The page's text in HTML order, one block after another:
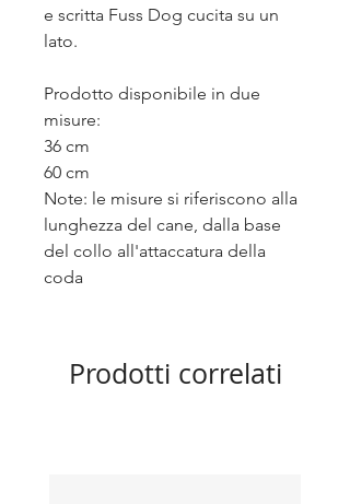
e scritta Fuss Dog cucita su un
lato.
Prodotto disponibile in due
misure:
36 cm
60 cm
Note: le misure si riferiscono alla
lunghezza del cane, dalla base
del collo all'attaccatura della
coda
Prodotti correlati